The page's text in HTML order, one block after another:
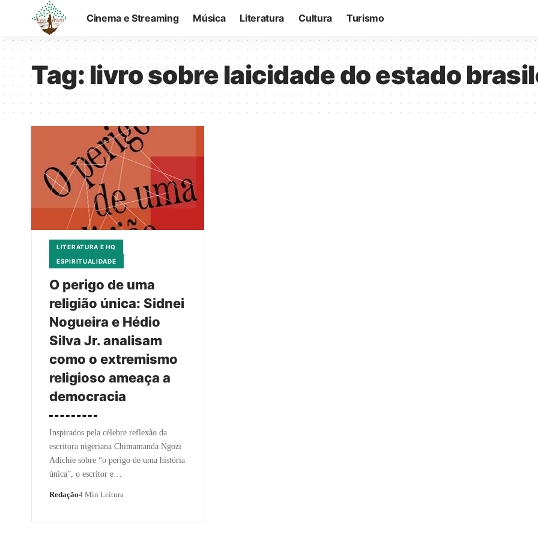
Cinema e Streaming Música Literatura Cultura Turismo
Tag:livro sobre laicidade do estado
LITERATURA E HQ
ESPIRITUALIDADE
O perigo de uma
religião única: Sidnei
Nogueira e Hédio
Silva Jr. analisam
como o extremismo
religioso ameaça a
democracia
Inspirados pela célebre reflexão da
escritora nigeriana Chimamanda Ngozi
Adichie sobre “o perigo de uma história
única”, o escritor e…
Redação4 Min Leitura